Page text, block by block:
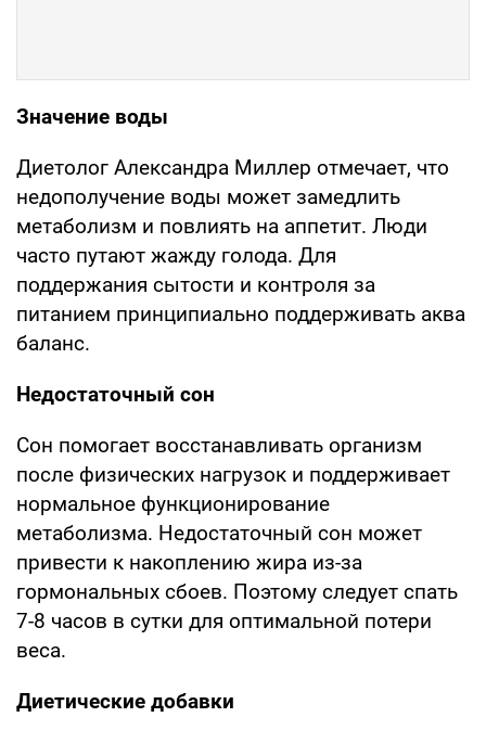
Значение воды
Диетолог Александра Миллер отмечает, что
недополучение воды может замедлить
метаболизм и повлиять на аппетит. Люди
часто путают жажду голода. Для
поддержания сытости и контроля за
питанием принципиально поддерживать аква
баланс.
Недостаточный сон
Сон помогает восстанавливать организм
после физических нагрузок и поддерживает
нормальное функционирование
метаболизма. Недостаточный сон может
привести к накоплению жира из-за
гормональных сбоев. Поэтому следует спать
7-8 часов в сутки для оптимальной потери
веса.
Диетические добавки